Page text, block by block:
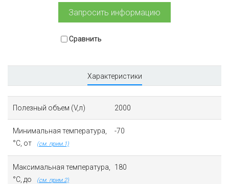
Запросить информацию
Сравнить
Характеристики
Полезный объем (V,л) 2000
Минимальная температура,
°C, от
(см. прим.1)
-70
Максимальная температура,
°C, до
(см. прим.2)
180